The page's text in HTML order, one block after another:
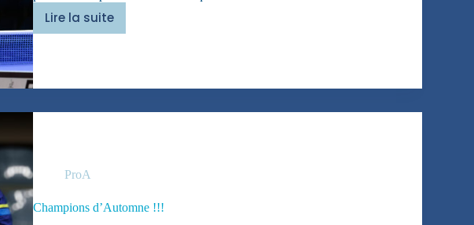
Lire la suite
Inverser
ProA
Champions d’Automne !!!